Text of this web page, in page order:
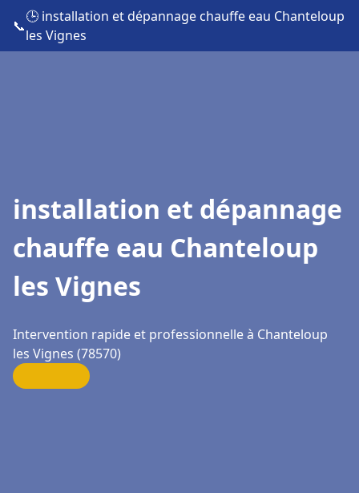
📞
🕒 installation et dépannage chauffe eau Chanteloup
les Vignes
installation et dépannage
chauffe eau Chanteloup
les Vignes
Intervention rapide et professionnelle à Chanteloup
les Vignes (78570)